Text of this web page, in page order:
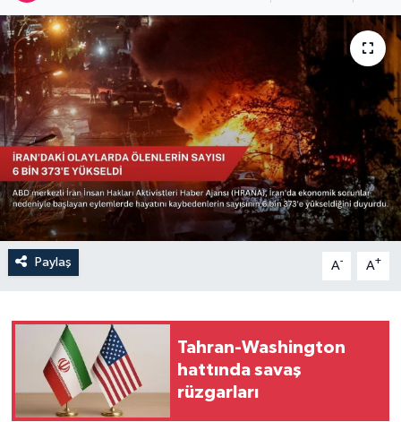
Paylaş A- A+
Tahran-Washington
hattında savaş
rüzgarları
Siyaset
Spor
Türkiye